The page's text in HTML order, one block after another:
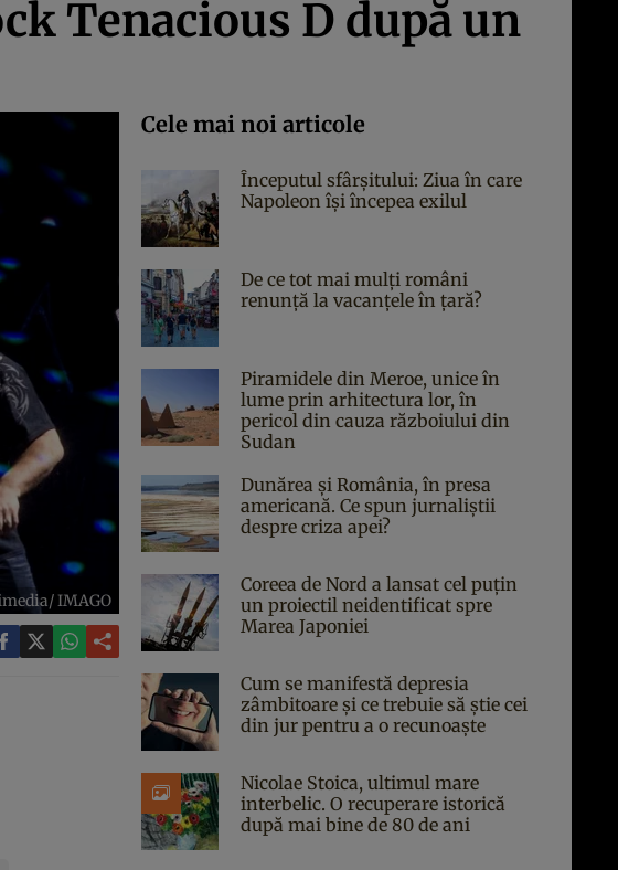
Tenacious D după un
IMAGO
Cele mai noi articole
Începutul sfârşitului: Ziua în care
Napoleon îşi începea exilul
De ce tot mai mulți români
renunță la vacanțele în țară?
Piramidele din Meroe, unice în
lume prin arhitectura lor, în
pericol din cauza războiului din
Sudan
Dunărea și România, în presa
americană. Ce spun jurnaliștii
despre criza apei?
Coreea de Nord a lansat cel puțin
un proiectil neidentificat spre
Marea Japoniei
Cum se manifestă depresia
zâmbitoare și ce trebuie să știe cei
din jur pentru a o recunoaște
Nicolae Stoica, ultimul mare
interbelic. O recuperare istorică
după mai bine de 80 de ani